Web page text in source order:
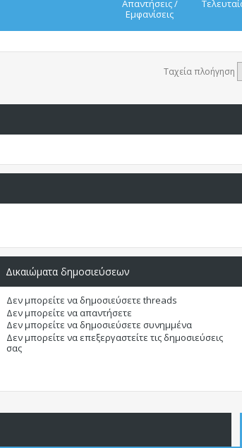
Απαντήσεις/
Εμφανίσεις
Ταχεία πλοήγηση
Δικαιώματα δημοσιεύσεων
Δεν μπορείτε να δημοσιεύσετε threads
Δεν μπορείτε να απαντήσετε
Δεν μπορείτε να δημοσιεύσετε συνημμένα
Δεν μπορείτενα επεξεργαστείτε τις δημοσιεύσεις
σας